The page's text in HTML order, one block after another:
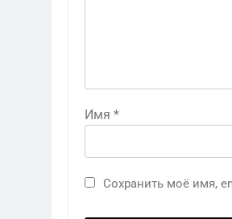
Имя *
Сохранить моё имя,